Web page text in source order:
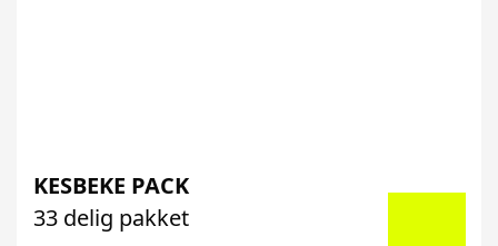
KESBEKE PACK
33 delig pakket